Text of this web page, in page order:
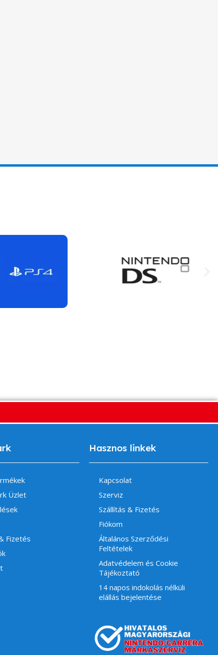
Üzlet
Fizetés
Hasznos linkek
Kapcsolat
Szerviz
Szállítás & Fizetés
Fiókom
Általános Szerződési
Feltételek
Adatvédelem és Cookie
Tájékoztató
14 napos indokolás nélküli
elállás bejelentése